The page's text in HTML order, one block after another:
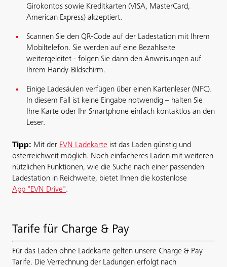
Girokontos sowie Kreditkarten (VISA, MasterCard,
American Express) akzeptiert.
Scannen Sie den QR-Code auf der Ladestation mit Ihrem
Mobiltelefon. Sie werden auf eine Bezahlseite
weitergeleitet - folgen Sie dann den Anweisungen auf
Ihrem Handy-Bildschirm.
Einige Ladesäulen verfügen über einen Kartenleser (NFC).
In diesem Fall ist keine Eingabe notwendig – halten Sie
Ihre Karte oder Ihr Smartphone einfach kontaktlos an den
Leser.
Tipp: Mit der EVN Ladekarte ist das Laden günstig und
österreichweit möglich. Noch einfacheres Laden mit weiteren
nützlichen Funktionen, wie die Suche nach einer passenden
Ladestation in Reichweite, bietet Ihnen die kostenlose
App "EVN Drive".
Tarife für Charge & Pay
Für das Laden ohne Ladekarte gelten unsere Charge & Pay
Tarife. Die Verrechnung der Ladungen erfolgt nach